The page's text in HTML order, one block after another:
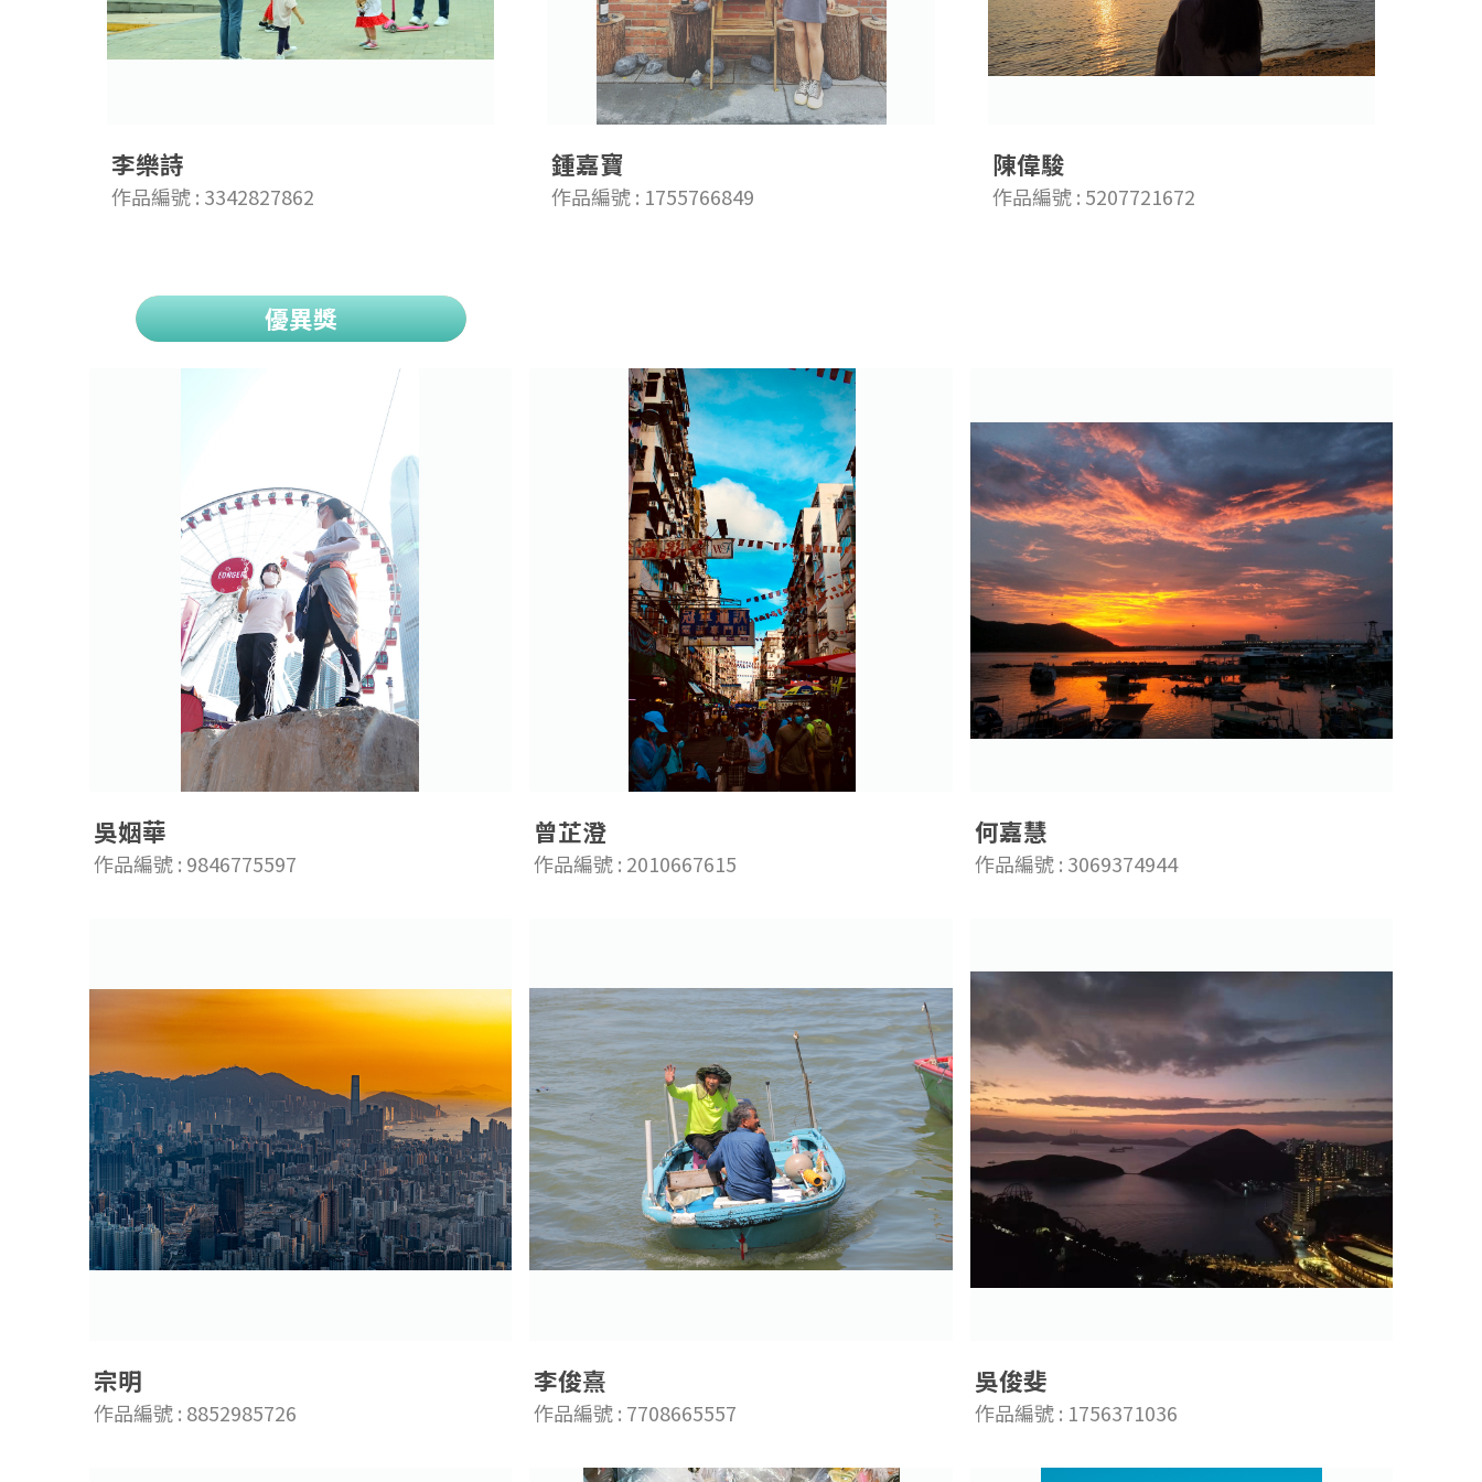
李樂詩
作品編號 : 3342827862
鍾嘉寶
作品編號 : 1755766849
陳偉駿
作品編號 : 5207721672
優異獎
吳姻華
作品編號 : 9846775597
曾芷澄
作品編號 : 2010667615
何嘉慧
作品編號 : 3069374944
宗明
作品編號 : 8852985726
李俊熹
作品編號 : 7708665557
吳俊斐
作品編號 : 1756371036